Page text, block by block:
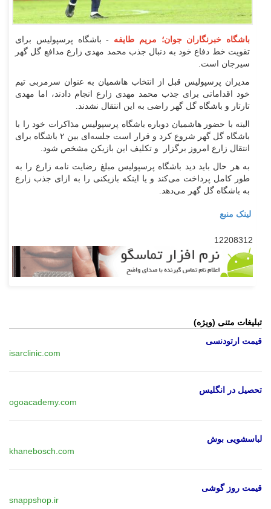
باشگاه خبرنگاران جوان؛ مریم طایفه - باشگاه پرسپولیس برای
تقویت خط دفاع خود به دنبال جذب محمد مهدی زارع مدافع گل گهر
سیرجان است.
مدیران پرسپولیس قبل از انتخاب هاشمیان به عنوان سرمربی تیم
خود اقداماتی برای جذب محمد مهدی زارع انجام دادند، اما مهدی
تارتار و باشگاه گل گهر راضی به این انتقال نشدند.
البته با حضور هاشمیان دوباره باشگاه پرسپولیس مذاکرات خود را با
باشگاه گل گهر شروع کرد و قرار است جلسه‌ای بین ۲ باشگاه برای
انتقال زارع امروز برگزار و تکلیف این بازیکن مشخص شود.
به هر حال باید دید باشگاه پرسپولیس مبلغ رضایت نامه زارع را به
طور کامل پرداخت می‌کند و یا اینکه بازیکنی را به ازای جذب زارع
به باشگاه گل گهر می‌دهد.
لینک منبع
12208312
تبلیغات متنی (ویژه)
قیمت ارتودنسی
isarclinic.com
تحصیل در انگلیس
ogoacademy.com
لباسشویی بوش
khanebosch.com
قیمت روز گوشی
snappshop.ir